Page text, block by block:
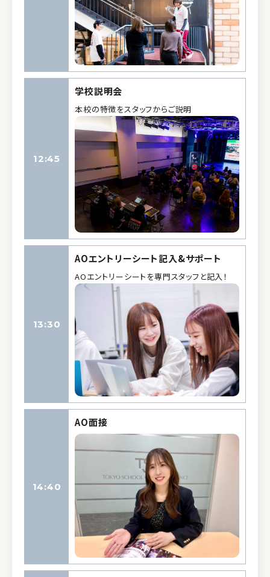
12:45
学校説明会
本校の特徴をスタッフからご説明
13:30
AOエントリーシート記入&サポート
AOエントリーシートを専門スタッフと記入！
14:40
AO面接